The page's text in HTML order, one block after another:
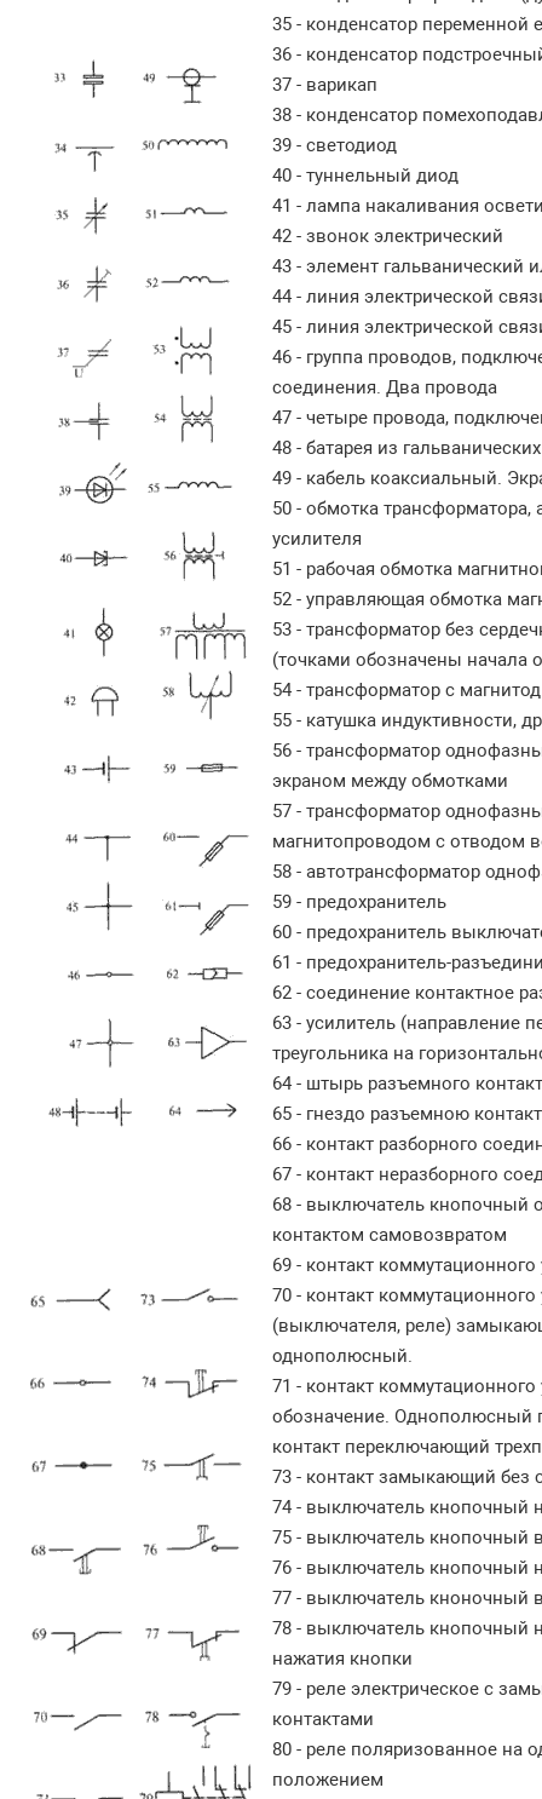
35 - конденсатор переменной
36 - конденсатор
37 - варикап
38 - конденсатор
39 - светодиод
40 - туннельный диод
41 - лампа накаливания
42 - звонок электрический
43 - элемент гальванический
44 - линия электрической
45 - линия электрической
46 - группа проводов,
соединения. Два провода
47 - четыре провода,
48 - батарея из
49 - кабель коаксиальный.
50 - обмотка трансформатора,
усилителя
51 - рабочая обмотка
52 - управляющая обмотка
53 - трансформатор без
(точками обозначены начала
54 - трансформатор с
55 - катушка индуктивности,
56 - трансформатор
экраном между обмотками
57 - трансформатор
магнитопроводом с отводом
58 - автотрансформатор
59 - предохранитель
60 - предохранитель
61 - предохранитель-
62 - соединение контактное
63 - усилитель (направление
треугольника на
64 - штырь разъемного
65 - гнездо разъемною
66 - контакт разборного
67 - контакт неразборного
68 - выключатель
контактом самовозвратом
69 - контакт
70 - контакт коммутационного
(выключателя, реле)
однополюсный.
71 - контакт
обозначение. Однополюсный
контакт переключающий
73 - контакт замыкающий без
74 - выключатель
75 - выключатель
76 - выключатель кнопочный
77 - выключатель
78 - выключатель кнопочный
нажатия кнопки
79 - реле электрическое с
контактами
80 - реле поляризованное на
положением